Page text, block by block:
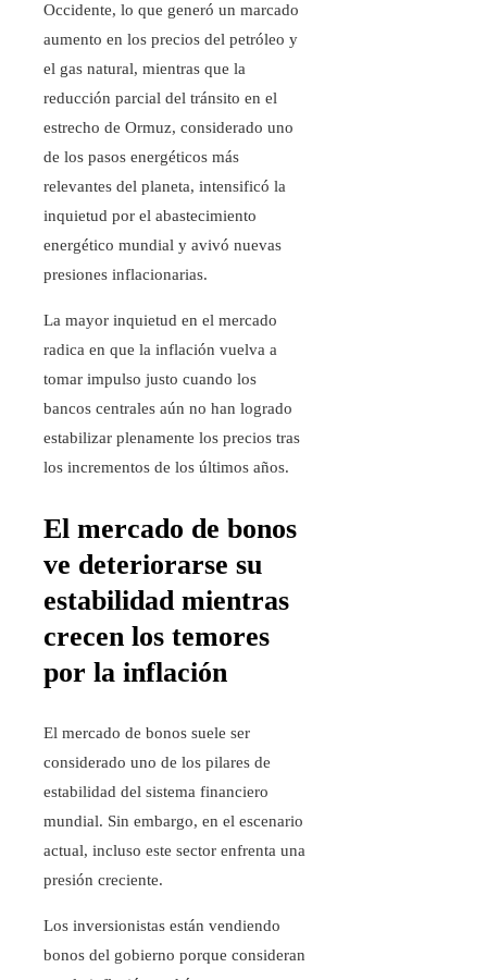
Occidente, lo que generó un marcado
aumento en los precios del petróleo y
el gas natural, mientras que la
reducción parcial del tránsito en el
estrecho de Ormuz, considerado uno
de los pasos energéticos más
relevantes del planeta, intensificó la
inquietud por el abastecimiento
energético mundial y avivó nuevas
presiones inflacionarias.
La mayor inquietud en el mercado
radica en que la inflación vuelva a
tomar impulso justo cuando los
bancos centrales aún no han logrado
estabilizar plenamente los precios tras
los incrementos de los últimos años.
El mercado de bonos
ve deteriorarse su
estabilidad mientras
crecen los temores
por la inflación
El mercado de bonos suele ser
considerado uno de los pilares de
estabilidad del sistema financiero
mundial. Sin embargo, en el escenario
actual, incluso este sector enfrenta una
presión creciente.
Los inversionistas están vendiendo
bonos del gobierno porque consideran